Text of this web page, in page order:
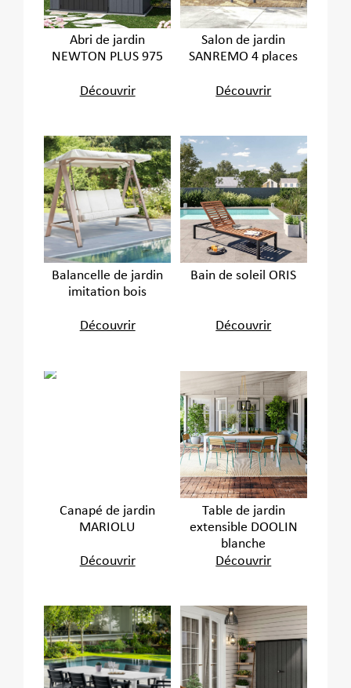
Abri de jardin
NEWTON PLUS 975
Découvrir
Salon de jardin
SANREMO 4 places
Découvrir
Balancelle de jardin
imitation bois
Découvrir
Bain de soleil ORIS
Découvrir
Canapé de jardin
MARIOLU
Découvrir
Table de jardin
extensible DOOLIN
blanche
Découvrir